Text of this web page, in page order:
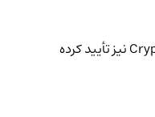
صرافی MEXC نیز معاملات را در ساعت ۱۷:۰۰ UTC با جفت‌های PUMP/USDT و PUMP/USDC آغاز کرده و کمپینی با مجموع جوایز ایردراپ ۱۵۰ هزار دلاری راه‌اندازی کرده است. Crypto.com نیز تأیید کرده